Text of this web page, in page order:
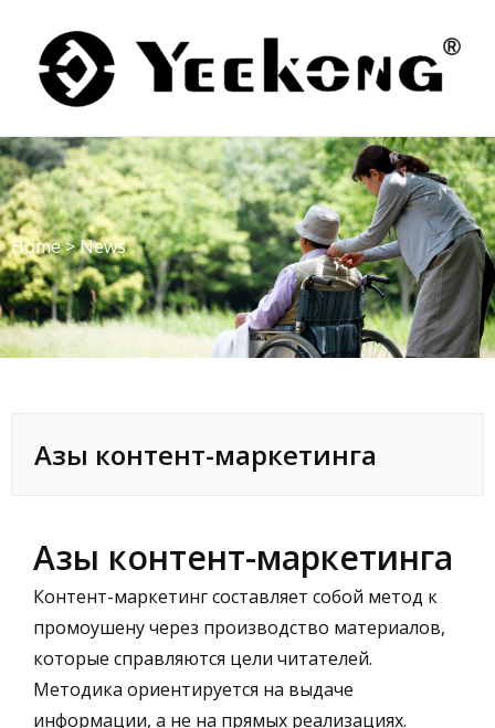
content
Home>News
Азы контент-маркетинга
Азы контент-маркетинга
Контент-маркетинг составляет собой метод к
промоушену через производство материалов,
которые справляются цели читателей.
Методика ориентируется на выдаче
информации, а не на прямых реализациях.